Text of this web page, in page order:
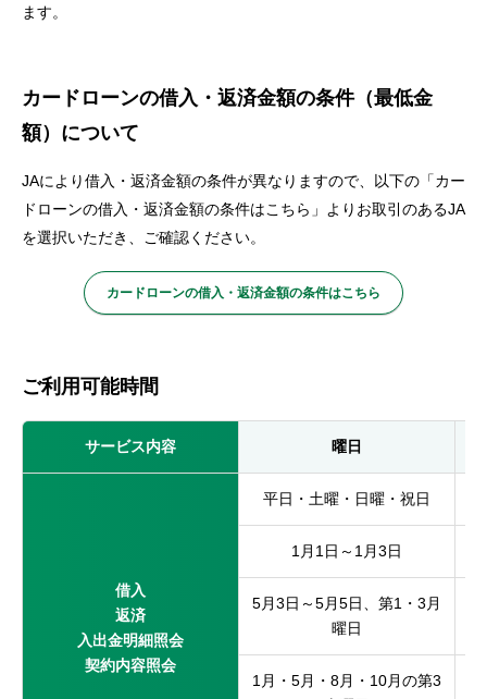
ます。
カードローンの借入・返済金額の条件（最低金
額）について
JAにより借入・返済金額の条件が異なりますので、以下の「カー
ドローンの借入・返済金額の条件はこちら」よりお取引のあるJA
を選択いただき、ご確認ください。
カードローンの借入・返済金額の条件はこちら
ご利用可能時間
サービス内容 曜日
借入
返済
入出金明細照会
契約内容照会
平日・土曜・日曜・祝日
1月1日～1月3日
5月3日～5月5日、第1・3月
曜日
1月・5月・8月・10月の第3